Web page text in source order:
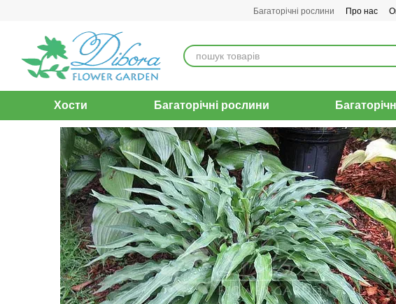
Багаторічні рослини Про нас
Хости Багаторічні рослини